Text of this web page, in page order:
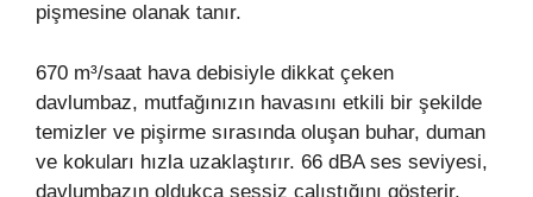
pişmesine olanak tanır.
670 m³/saat hava debisiyle dikkat çeken
davlumbaz, mutfağınızın havasını etkili bir şekilde
temizler ve pişirme sırasında oluşan buhar, duman
ve kokuları hızla uzaklaştırır. 66 dBA ses seviyesi,
davlumbazın oldukça sessiz çalıştığını gösterir,